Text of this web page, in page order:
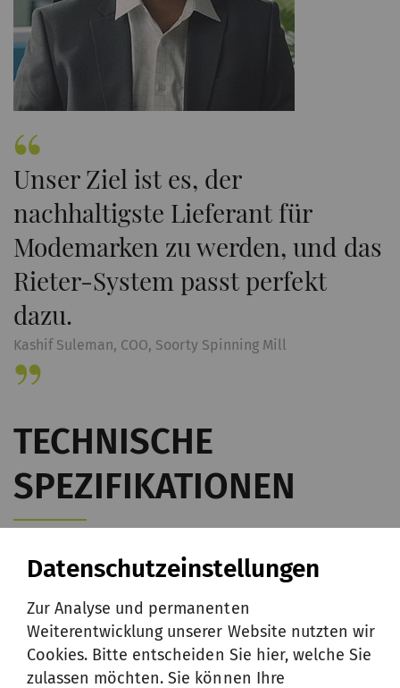
Unser Ziel ist es, der
nachhaltigste Lieferant für
Modemarken zu werden, und das
Rieter-System passt perfekt
dazu.
Kashif Suleman, COO, Soorty Spinning Mill
TECHNISCHE
SPEZIFIKATIONEN
Technologische Daten
Technische Daten
Datenschutzeinstellungen
Zur Analyse und permanenten
Weiterentwicklung unserer Website nutzten wir
Cookies. Bitte entscheiden Sie hier, welche Sie
zulassen möchten. Sie können Ihre